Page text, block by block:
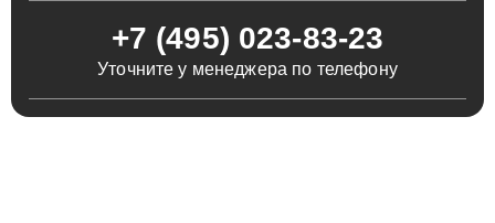
+7 (495) 023-83-23
Уточните у менеджера по телефону